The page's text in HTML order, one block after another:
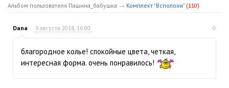
Альбом пользователя Пашина_бабушка → Комплект "Всполохи" (110)
Dana 9 августа 2018, 16:00 0
благородное колье! спокойные цвета, четкая,
интересная форма. очень понравилось!